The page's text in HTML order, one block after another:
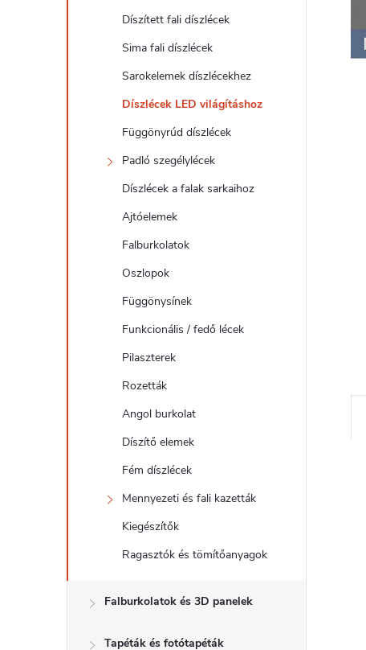
Díszített fali díszlécek
Sima fali díszlécek
Sarokelemek díszlécekhez
Díszlécek LED világításhoz
Függönyrúd díszlécek
Padló szegélylécek
Díszlécek a falak sarkaihoz
Ajtóelemek
Falburkolatok
Oszlopok
Függönysínek
Funkcionális / fedő lécek
Pilaszterek
Rozetták
Angol burkolat
Díszítő elemek
Fém díszlécek
Mennyezeti és fali kazetták
Kiegészítők
Ragasztók és tömítőanyagok
Falburkolatok és 3D panelek
Tapéták és fotótapéták